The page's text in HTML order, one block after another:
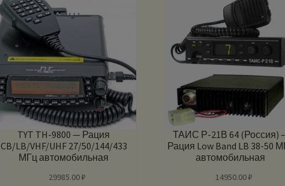
TYT TH-9800 — Рация
CB/LB/VHF/UHF 27/50/144/433
МГц автомобильная
29985.00₽
ТАИС Р-21В 64 (Россия)
Рация Low Band LB 38-50
автомобильная
14950.00₽